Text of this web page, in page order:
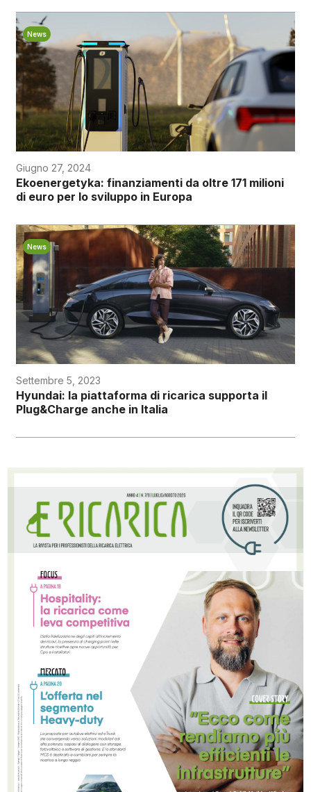
News
Giugno 27, 2024
Ekoenergetyka: finanziamenti da oltre 171 milioni
di euro per lo sviluppo in Europa
News
Settembre 5, 2023
Hyundai: la piattaforma di ricarica supporta il
Plug&Charge anche in Italia